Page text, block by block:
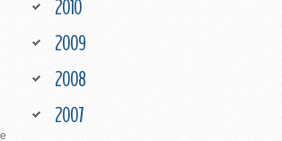
2010
2009
2008
2007